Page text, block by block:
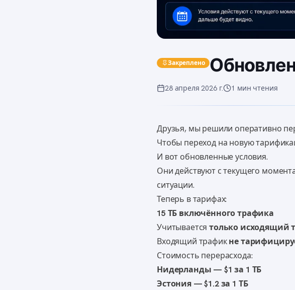
Закреплено
28 апреля 2026 г. 1 мин чтения
Друзья, мы решили оперативно
Чтобы переход на новую
И вот обновленные условия.
Они действуют с текущего
ситуации.
Теперь в тарифах:
15 ТБ включённого трафика
Учитываетсятолько исходящий
Входящий трафикне
Стоимость перерасхода:
Нидерланды — $1 за 1 ТБ
Эстония — $1.2 за 1 ТБ